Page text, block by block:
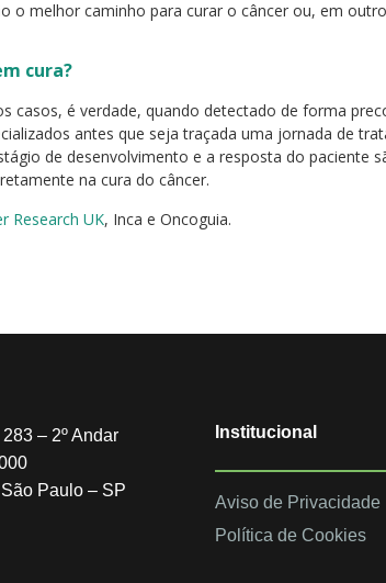
o melhor caminho para curar o câncer ou, em
cura?
casos, é verdade, quando detectado de forma
antes que seja traçada uma jornada de
de desenvolvimento e a resposta do paciente
na cura do câncer.
Research UK, Inca e Oncoguia.
– 2º Andar
Paulo – SP
Institucional
Aviso de Privacidade
Política de Cookies